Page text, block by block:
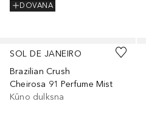
DOVANA
SOL DE JANEIRO
Brazilian Crush
Cheirosa 91 Perfume Mist
Kūno dulksna